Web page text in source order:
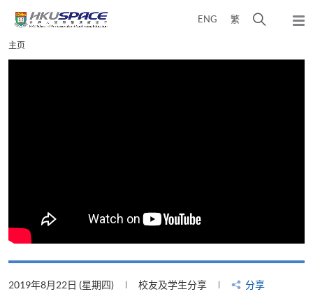
content
ENG 繁
弹
Main
content
主页
2019年8月22日 (星期四) 校友及学生分享 分享